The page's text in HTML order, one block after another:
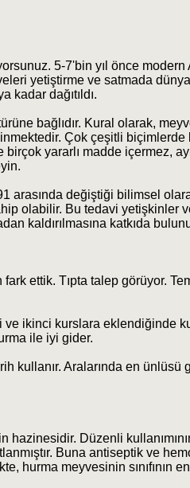
5-7'bin yıl önce modern
yetiştirme ve satmada
kadar dağıtıldı.
bağlıdır. Kural olarak,
Çok çeşitli biçimlerde
yararlı madde içermez,
değiştiği bilimsel
olabilir. Bu tedavi yetişkinler
kaldırılmasına katkıda
ettik. Tıpta talep görüyor.
ikinci kurslara eklendiğinde
ile iyi gider.
kullanır. Aralarında en
Düzenli
Buna antiseptik ve
hurma meyvesinin sınıfının